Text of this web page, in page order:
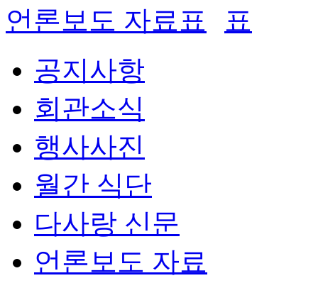
언론보도 자료
공지사항
회관소식
행사사진
월간 식단
다사랑 신문
언론보도 자료